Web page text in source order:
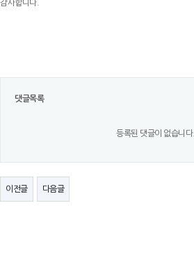
감사합니다.
댓글목록
등록된 댓글이 없습니다.
이전글 다음글